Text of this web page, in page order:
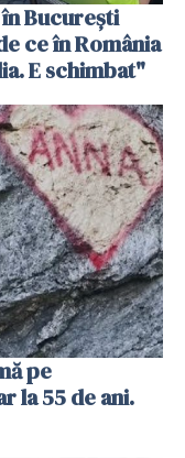
București
ce în România
E schimbat"
pe
la 55 de ani.